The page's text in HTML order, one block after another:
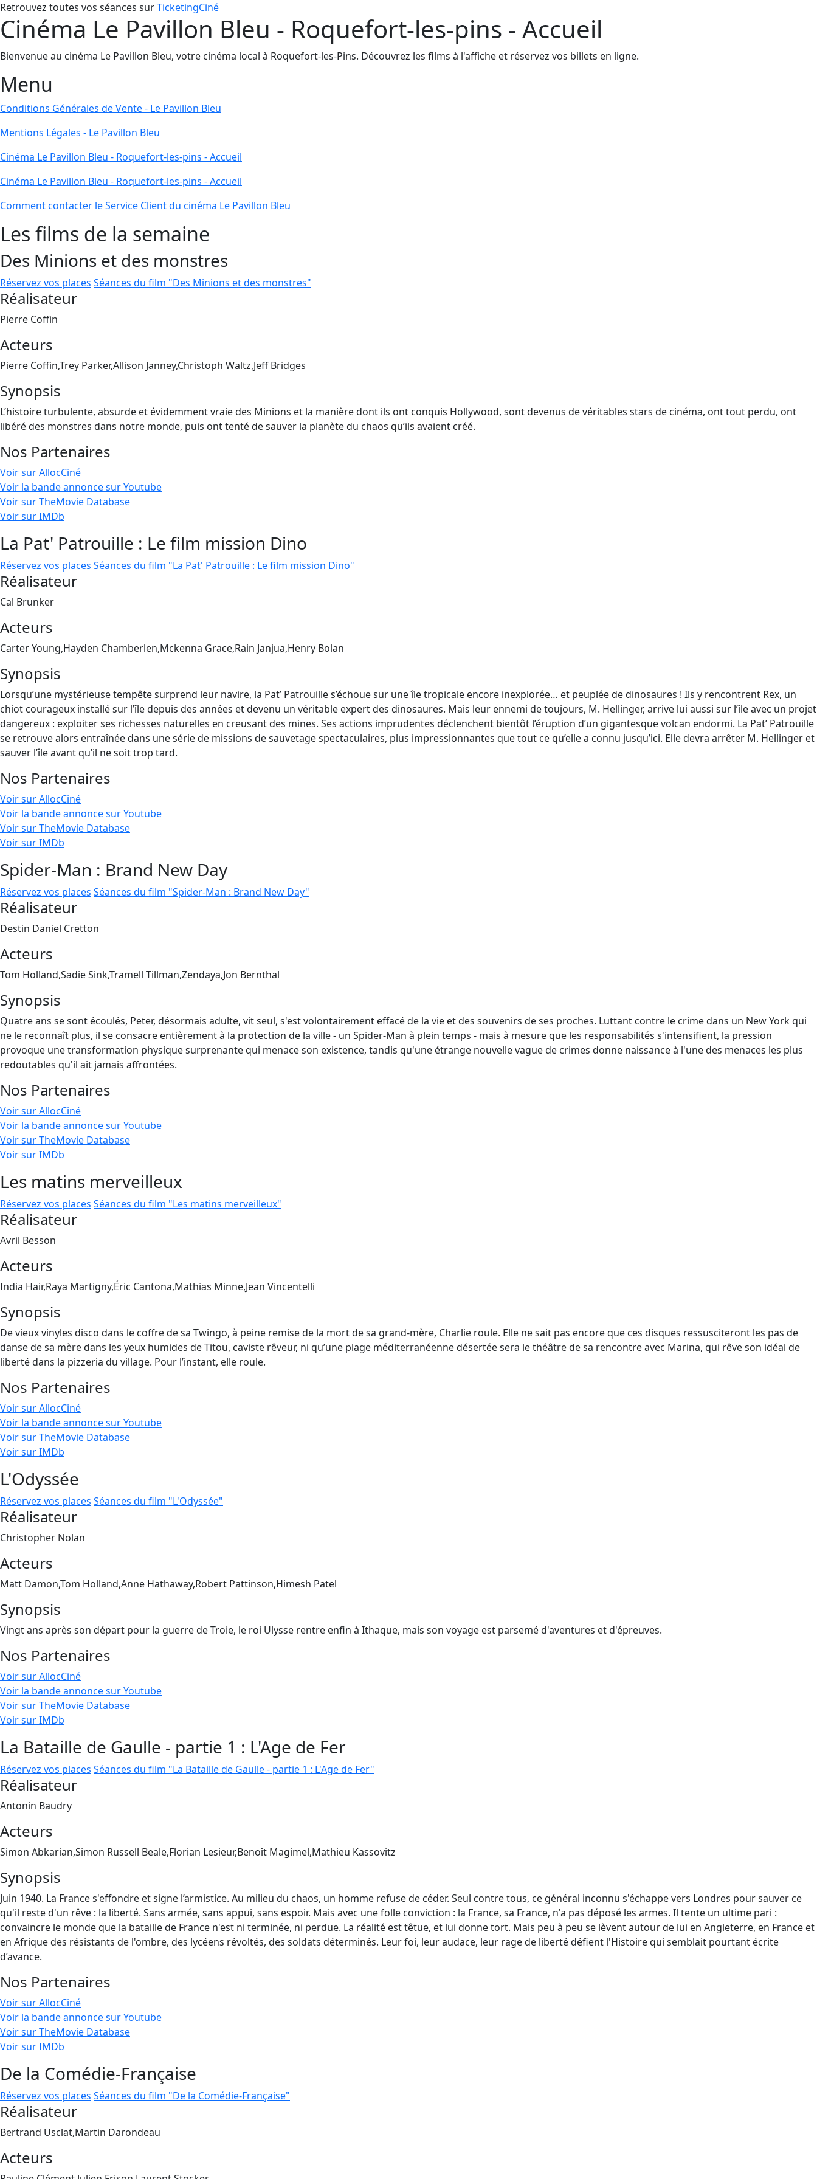
Retrouvez toutes vos séances surTicketingCiné
Cinéma Le Pavillon Bleu - Roquefort-les-pins - Accueil
Bienvenue au cinéma Le Pavillon Bleu, votre cinéma local à Roquefort-les-Pins. Découvrez les films à l'affiche et réservez vos billets en ligne.
Menu
Conditions Générales de Vente - Le Pavillon Bleu
Mentions Légales - Le Pavillon Bleu
Cinéma Le Pavillon Bleu - Roquefort-les-pins - Accueil
Cinéma Le Pavillon Bleu - Roquefort-les-pins - Accueil
Comment contacter le Service Client du cinéma Le Pavillon Bleu
Les films de la semaine
Des Minions et des monstres
Réservez vos places Séances du film "Des Minions et des monstres"
Réalisateur
Pierre Coffin
Acteurs
Pierre Coffin,Trey Parker,Allison Janney,Christoph Waltz,Jeff Bridges
Synopsis
L’histoire turbulente, absurde et évidemment vraie des Minions et la manière dont ils ont conquis Hollywood, sont devenus de véritables stars de cinéma, ont tout perdu, ont
libéré des monstres dans notre monde, puis ont tenté de sauver la planète du chaos qu’ils avaient créé.
Nos Partenaires
Voir sur AllocCiné
Voir la bande annonce sur Youtube
Voir sur TheMovie Database
Voir sur IMDb
La Pat' Patrouille : Le film mission Dino
Réservez vos places Séances du film "La Pat' Patrouille : Le film mission Dino"
Réalisateur
Cal Brunker
Acteurs
Carter Young,Hayden Chamberlen,Mckenna Grace,Rain Janjua,Henry Bolan
Synopsis
Lorsqu’une mystérieuse tempête surprend leur navire, la Pat’ Patrouille s’échoue sur une île tropicale encore inexplorée… et peuplée de dinosaures ! Ils y rencontrent Rex, un
chiot courageux installé sur l’île depuis des années et devenu un véritable expert des dinosaures. Mais leur ennemi de toujours, M. Hellinger, arrive lui aussi sur l’île avec un projet
dangereux : exploiter ses richesses naturelles en creusant des mines. Ses actions imprudentes déclenchent bientôt l’éruption d’un gigantesque volcan endormi. La Pat’ Patrouille
se retrouve alors entraînée dans une série de missions de sauvetage spectaculaires, plus impressionnantes que tout ce qu’elle a connu jusqu’ici. Elle devra arrêter M. Hellinger et
sauver l’île avant qu’il ne soit trop tard.
Nos Partenaires
Voir sur AllocCiné
Voir la bande annonce sur Youtube
Voir sur TheMovie Database
Voir sur IMDb
Spider-Man : Brand New Day
Réservez vos places Séances du film "Spider-Man : Brand New Day"
Réalisateur
Destin Daniel Cretton
Acteurs
Tom Holland,Sadie Sink,Tramell Tillman,Zendaya,Jon Bernthal
Synopsis
Quatre ans se sont écoulés, Peter, désormais adulte, vit seul, s'est volontairement effacé de la vie et des souvenirs de ses proches. Luttant contre le crime dans un New York qui
ne le reconnaît plus, il se consacre entièrement à la protection de la ville - un Spider-Man à plein temps - mais à mesure que les responsabilités s'intensifient, la pression
provoque une transformation physique surprenante qui menace son existence, tandis qu'une étrange nouvelle vague de crimes donne naissance à l'une des menaces les plus
redoutables qu'il ait jamais affrontées.
Nos Partenaires
Voir sur AllocCiné
Voir la bande annonce sur Youtube
Voir sur TheMovie Database
Voir sur IMDb
Les matins merveilleux
Réservez vos places Séances du film "Les matins merveilleux"
Réalisateur
Avril Besson
Acteurs
India Hair,Raya Martigny,Éric Cantona,Mathias Minne,Jean Vincentelli
Synopsis
De vieux vinyles disco dans le coffre de sa Twingo, à peine remise de la mort de sa grand-mère, Charlie roule. Elle ne sait pas encore que ces disques ressusciteront les pas de
danse de sa mère dans les yeux humides de Titou, caviste rêveur, ni qu’une plage méditerranéenne désertée sera le théâtre de sa rencontre avec Marina, qui rêve son idéal de
liberté dans la pizzeria du village. Pour l’instant, elle roule.
Nos Partenaires
Voir sur AllocCiné
Voir la bande annonce sur Youtube
Voir sur TheMovie Database
Voir sur IMDb
L'Odyssée
Réservez vos places Séances du film "L'Odyssée"
Réalisateur
Christopher Nolan
Acteurs
Matt Damon,Tom Holland,Anne Hathaway,Robert Pattinson,Himesh Patel
Synopsis
Vingt ans après son départ pour la guerre de Troie, le roi Ulysse rentre enfin à Ithaque, mais son voyage est parsemé d'aventures et d'épreuves.
Nos Partenaires
Voir sur AllocCiné
Voir la bande annonce sur Youtube
Voir sur TheMovie Database
Voir sur IMDb
La Bataille de Gaulle - partie 1 : L'Age de Fer
Réservez vos places Séances du film "La Bataille de Gaulle - partie 1 : L'Age de Fer"
Réalisateur
Antonin Baudry
Acteurs
Simon Abkarian,Simon Russell Beale,Florian Lesieur,Benoît Magimel,Mathieu Kassovitz
Synopsis
Juin 1940. La France s'effondre et signe l’armistice. Au milieu du chaos, un homme refuse de céder. Seul contre tous, ce général inconnu s'échappe vers Londres pour sauver ce
qu'il reste d'un rêve : la liberté. Sans armée, sans appui, sans espoir. Mais avec une folle conviction : la France, sa France, n'a pas déposé les armes. Il tente un ultime pari :
convaincre le monde que la bataille de France n'est ni terminée, ni perdue. La réalité est têtue, et lui donne tort. Mais peu à peu se lèvent autour de lui en Angleterre, en France et
en Afrique des résistants de l'ombre, des lycéens révoltés, des soldats déterminés. Leur foi, leur audace, leur rage de liberté défient l'Histoire qui semblait pourtant écrite
d’avance.
Nos Partenaires
Voir sur AllocCiné
Voir la bande annonce sur Youtube
Voir sur TheMovie Database
Voir sur IMDb
De la Comédie-Française
Réservez vos places Séances du film "De la Comédie-Française"
Réalisateur
Bertrand Usclat,Martin Darondeau
Acteurs